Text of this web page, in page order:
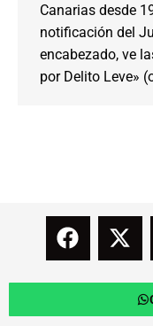
Canarias desde
notificación del
encabezado, ve
por Delito Leve»